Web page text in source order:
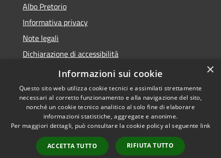
Albo Pretorio
Informativa privacy
Note legali
Dichiarazione di accessibilità
Informativa Privacy Videosorveglianza
Accessibilità
Copyright © 2026 • Comune di
Valderice • Powered by
Municipium•
Accesso
×
Informazioni sui cookie
Questo sito web utilizza cookie tecnici e assimilati strettamente
necessari al corretto funzionamento e alla navigazione del sito,
nonché un cookie tecnico analitico al solo fine di elaborare
informazioni statistiche, aggregate e anonime.
Per maggiori dettagli, può consultare la cookie policy al seguente link
ACCETTA TUTTO RIFIUTA TUTTO